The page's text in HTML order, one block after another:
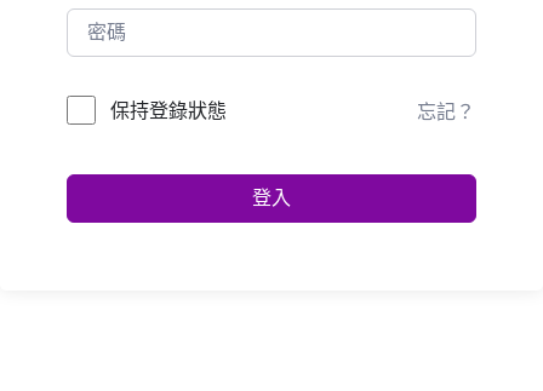
保持登錄狀態 忘記？
登入